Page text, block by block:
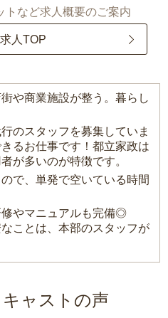
トなど求人概要のご案内
人TOP
や商業施設が整う。暮らし
のスタッフを募集していま
るお仕事です！都立家政は
が多いのが特徴です。
で、単発で空いている時間
やマニュアルも完備◎
ことは、本部のスタッフが
ャストの声